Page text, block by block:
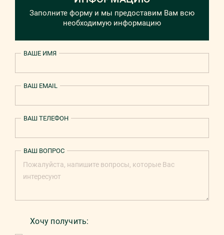
Заполните форму и мы предоставим Вам всю
необходимую информацию
ВАШЕ ИМЯ
ВАШ EMAIL
ВАШ ТЕЛЕФОН
Хочу получить:
ВАШ ВОПРОС